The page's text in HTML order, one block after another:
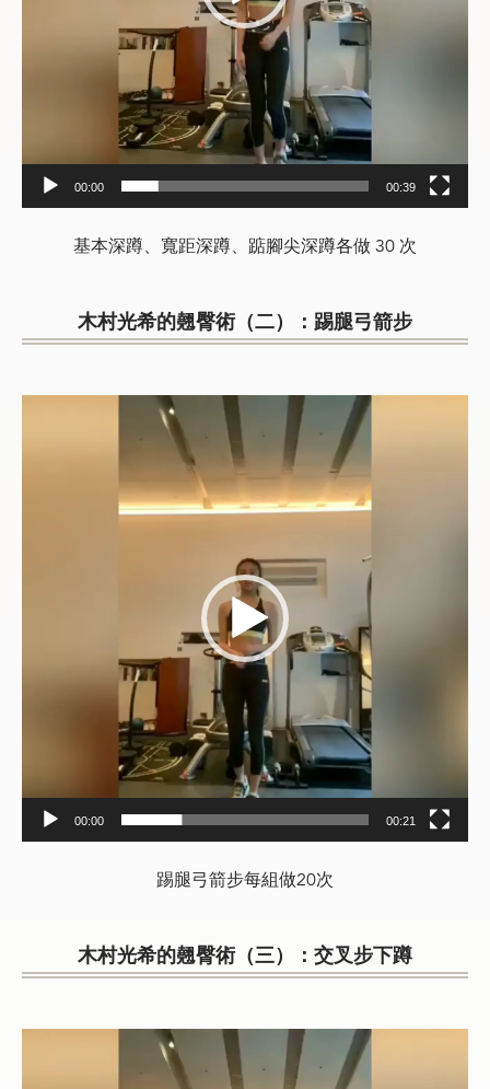
00:00 00:39
基本深蹲、寬距深蹲、踮腳尖深蹲各做 30 次
木村光希的翹臀術（二）：踢腿弓箭步
00:00 00:21
踢腿弓箭步每組做20次
木村光希的翹臀術（三）：交叉步下蹲